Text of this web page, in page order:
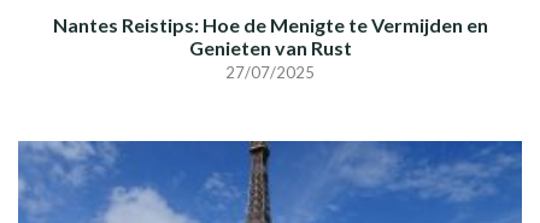
Nantes Reistips: Hoe de Menigte te Vermijden en
Genieten van Rust
27/07/2025